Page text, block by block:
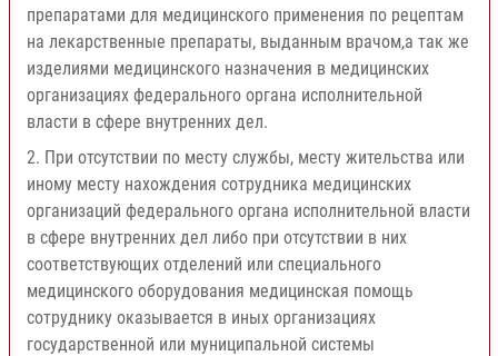
препаратами для медицинского применения по рецептам
на лекарственные препараты, выданным врачом,а так же
изделиями медицинского назначения в медицинских
организациях федерального органа исполнительной
власти в сфере внутренних дел.
2. При отсутствии по месту службы, месту жительства или
иному месту нахождения сотрудника медицинских
организаций федерального органа исполнительной власти
в сфере внутренних дел либо при отсутствии в них
соответствующих отделений или специального
медицинского оборудования медицинская помощь
сотруднику оказывается в иных организациях
государственной или муниципальной системы